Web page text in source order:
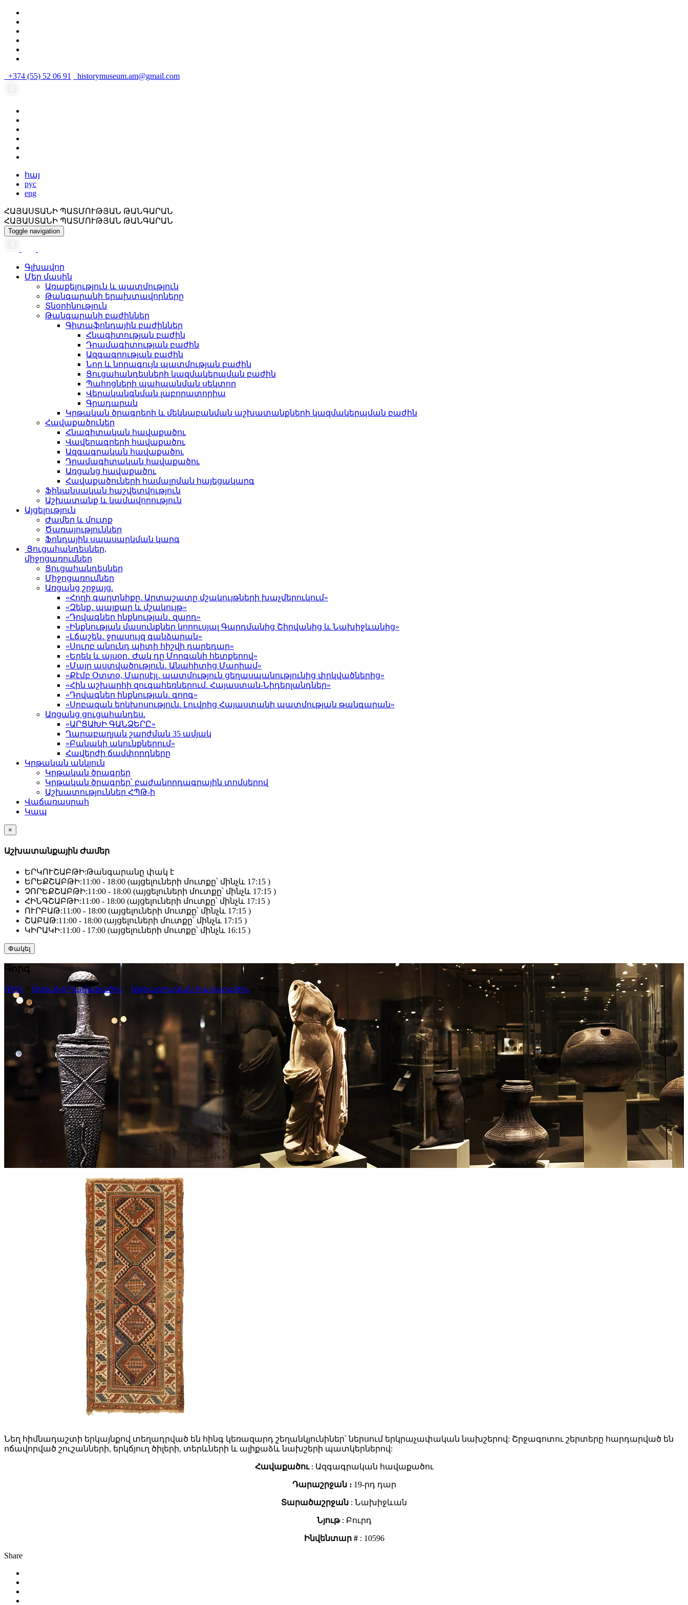
+374 (55) 52 06 91 historymuseum.am@gmail.com
հայ
рус
eng
ՀԱՅԱՍՏԱՆԻ ՊԱՏՄՈՒԹՅԱՆ ԹԱՆԳԱՐԱՆ
ՀԱՅԱՍՏԱՆԻ ՊԱՏՄՈՒԹՅԱՆ ԹԱՆԳԱՐԱՆ
Toggle navigation
Գլխավոր
Մեր մասին
Առաքելություն և պատմություն
Թանգարանի երախտավորները
Տնօրինություն
Թանգարանի բաժիններ
Գիտաֆոնդային բաժիններ
Հնագիտության բաժին
Դրամագիտության բաժին
Ազգագրության բաժին
Նոր և նորագույն պատմության բաժին
Ցուցահանդեսների կազմակերպման բաժին
Պահոցների պահպանման սեկտոր
Վերականգնման լաբորատորիա
Գրադարան
Կրթական ծրագրերի և մեկնաբանման աշխատանքների կազմակերպման բաժին
Հավաքածուներ
Հնագիտական հավաքածու
Վավերագրերի հավաքածու
Ազգագրական հավաքածու
Դրամագիտական հավաքածու
Առցանց հավաքածու
Հավաքածուների համալրման հայեցակարգ
Ֆինանսական հաշվետվություն
Աշխատանք և կամավորություն
Այցելություն
Ժամեր և մուտք
Ծառայություններ
Ֆոնդային սպասարկման կարգ
Ցուցահանդեսներ,
միջոցառումներ
Ցուցահանդեսներ
Միջոցառումներ
Առցանց շրջայց.
«Հողի գաղտնիքը. Արտաշատը մշակույթների խաչմերուկում»
«Զենք․ պայքար և մշակույթ»
«Դրվագներ ինքնության․ զարդ»
«Ինքնության մասունքներ կորուսյալ Գարդմանից Շիրվանից և Նախիջևանից»
«Լճաշեն․ ջրասույզ գանձարան»
«Սուրբ անունդ պիտի հիշվի դարեդար»
«Երեկ և այսօր․ Ժակ դը Մորգանի հետքերով»
«Մայր աստվածություն․ Անահիտից Մարիամ»
«Քէմբ Օտտօ, Մարսէյլ․ պատմություն ցեղասպանությունից փրկվածներից»
«Հին աշխարհի զուգահեռներում. Հայաստան-Նիդերլանդներ»
«Դրվագներ ինքնության. գորգ»
«Սրբազան երկխոսություն. Լուվրից Հայաստանի պատմության թանգարան»
Առցանց ցուցահանդես.
«ԱՐՑԱԽԻ ԳԱՆՁԵՐԸ»
Ղարաբաղյան շարժման 35 ամյակ
«Բանակի ակունքներում»
Հավերժի ճամփորդները
Կրթական անկյուն
Կրթական ծրագրեր
Կրթական ծրագրեր՝ բաժանորդագրային տոմսերով
Աշխատություններ ՀՊԹ-ի
Վաճառասրահ
Կապ
×
Աշխատանքային Ժամեր
ԵՐԿՈՒՇԱԲԹԻ:Թանգարանը փակ է
ԵՐԵՔՇԱԲԹԻ:11:00 - 18:00 (այցելուների մուտքը՝ մինչև 17:15 )
ՉՈՐԵՔՇԱԲԹԻ:11:00 - 18:00 (այցելուների մուտքը՝ մինչև 17:15 )
ՀԻՆԳՇԱԲԹԻ:11:00 - 18:00 (այցելուների մուտքը՝ մինչև 17:15 )
ՈՒՐԲԱԹ:11:00 - 18:00 (այցելուների մուտքը՝ մինչև 17:15 )
ՇԱԲԱԹ:11:00 - 18:00 (այցելուների մուտքը՝ մինչև 17:15 )
ԿԻՐԱԿԻ:11:00 - 17:00 (այցելուների մուտքը՝ մինչև 16:15 )
Փակել
Գորգ
HMA Առցանց հավաքածու Ազգագրական հավաքածու Գորգ
Նեղ հիմնադաշտի երկայնքով տեղադրված են հինգ կեռազարդ շեղանկյունիներ՝ ներսում երկրաչափական նախշերով: Շրջագոտու շերտերը հարդարված են
ոճավորված շուշանների, երկճյուղ ծիլերի, տերևների և ալիքաձև նախշերի պատկերներով:
Հավաքածու: Ազգագրական հավաքածու
Դարաշրջան ։ 19-րդ դար
Տարածաշրջան : Նախիջևան
Նյութ: Բուրդ
Ինվենտար #: 10596
Share